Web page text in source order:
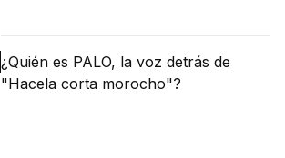
¿Quién es PALO, la voz detrás de
"Hacela corta morocho"?